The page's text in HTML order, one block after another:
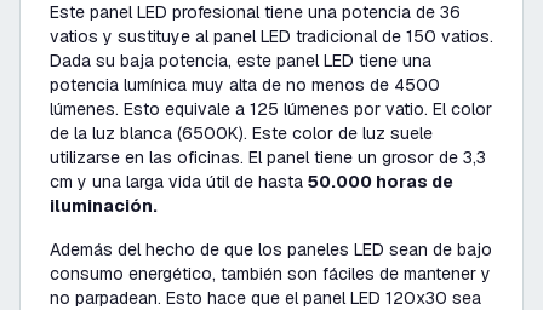
Este panel LED profesional tiene una potencia de 36
vatios y sustituye al panel LED tradicional de 150 vatios.
Dada su baja potencia, este panel LED tiene una
potencia lumínica muy alta de no menos de 4500
lúmenes. Esto equivale a 125 lúmenes por vatio. El color
de la luz blanca (6500K). Este color de luz suele
utilizarse en las oficinas. El panel tiene un grosor de 3,3
cm y una larga vida útil de hasta 50.000 horas de
iluminación.
Además del hecho de que los paneles LED sean de bajo
consumo energético, también son fáciles de mantener y
no parpadean. Esto hace que el panel LED 120x30 sea